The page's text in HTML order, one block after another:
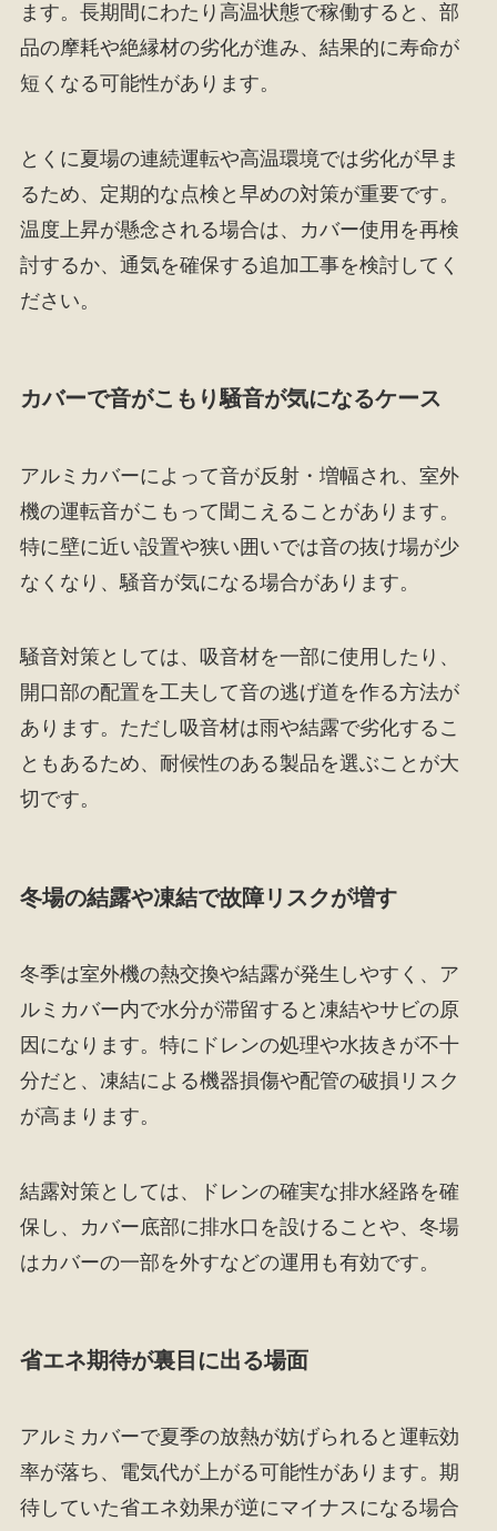
ます。長期間にわたり高温状態で稼働すると、部
品の摩耗や絶縁材の劣化が進み、結果的に寿命が
短くなる可能性があります。
とくに夏場の連続運転や高温環境では劣化が早ま
るため、定期的な点検と早めの対策が重要です。
温度上昇が懸念される場合は、カバー使用を再検
討するか、通気を確保する追加工事を検討してく
ださい。
カバーで音がこもり騒音が気になるケース
アルミカバーによって音が反射・増幅され、室外
機の運転音がこもって聞こえることがあります。
特に壁に近い設置や狭い囲いでは音の抜け場が少
なくなり、騒音が気になる場合があります。
騒音対策としては、吸音材を一部に使用したり、
開口部の配置を工夫して音の逃げ道を作る方法が
あります。ただし吸音材は雨や結露で劣化するこ
ともあるため、耐候性のある製品を選ぶことが大
切です。
冬場の結露や凍結で故障リスクが増す
冬季は室外機の熱交換や結露が発生しやすく、ア
ルミカバー内で水分が滞留すると凍結やサビの原
因になります。特にドレンの処理や水抜きが不十
分だと、凍結による機器損傷や配管の破損リスク
が高まります。
結露対策としては、ドレンの確実な排水経路を確
保し、カバー底部に排水口を設けることや、冬場
はカバーの一部を外すなどの運用も有効です。
省エネ期待が裏目に出る場面
アルミカバーで夏季の放熱が妨げられると運転効
率が落ち、電気代が上がる可能性があります。期
待していた省エネ効果が逆にマイナスになる場合